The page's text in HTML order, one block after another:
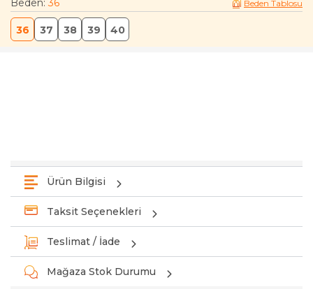
Beden:36 Beden Tablosu
36 37 38 39 40
Ürün Bilgisi
Taksit Seçenekleri
Teslimat / İade
Mağaza Stok Durumu